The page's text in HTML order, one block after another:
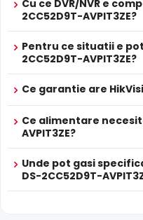
HikVision DS-2CC52D9T-
intensitatea
distanta obiectului,
HikVision DS-2CC52D9T-
Sunetul se sincronizeaza
verificarea
Cu ce DVR/NVR e
2CC52D9T-AVPIT3ZE?
Pentru ce situatii e
2CC52D9T-AVPIT3ZE?
Ce garantie are
Ce alimentare
AVPIT3ZE?
Unde pot gasi
DS-2CC52D9T-